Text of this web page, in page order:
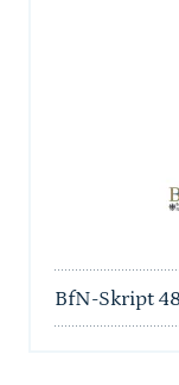
BfN-Skript